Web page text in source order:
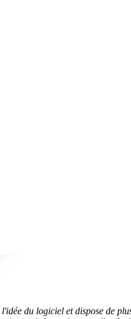
du logiciel et dispose de